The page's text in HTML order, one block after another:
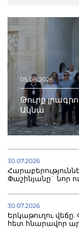
05.08.2026
Թուրք
Ակնա
30.07.2026
Փաշինյանը` նոր
30.07.2026
Երկաթուղու
հետ հնարավոր